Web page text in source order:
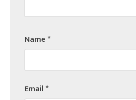
Name*
Email*